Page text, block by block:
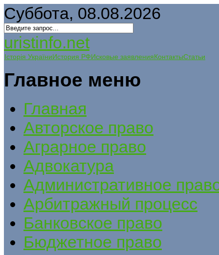
Суббота, 08.08.2026
uristinfo.net
Історія УкраїниИстория РФИсковые заявленияКонтактыСтатьи
Главное меню
Главная
Авторское право
Аграрное право
Адвокатура
Административное
Арбитражный процесс
Банковское право
Бюджетное право